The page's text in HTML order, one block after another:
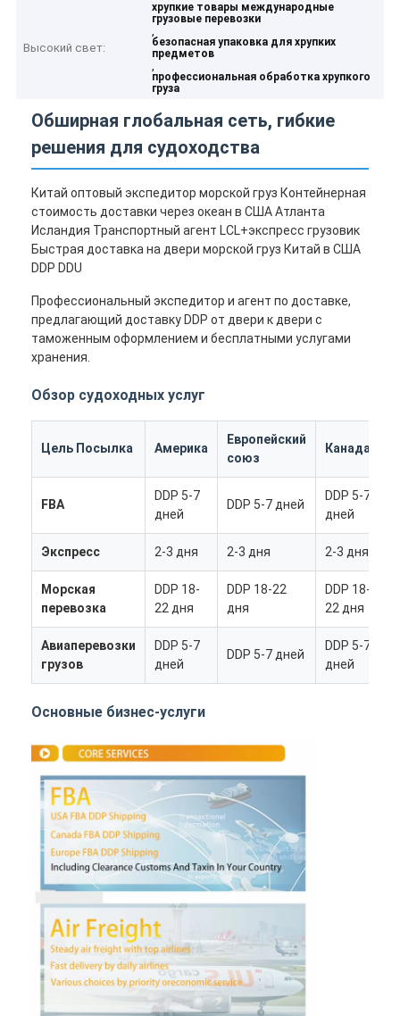
Главная страница
Продукция
О Компании
Наша фабрика
контроль качества
контактные данные
Побеседуйте теперь
Высокий свет:
хрупкие товары международные
грузовые перевозки
,
безопасная упаковка для хрупких
предметов
,
профессиональная обработка хрупкого
груза
Обширная глобальная сеть, гибкие
решения для судоходства
Китай оптовый экспедитор морской груз Контейнерная
стоимость доставки через океан в США Атланта
Исландия Транспортный агент LCL+экспресс грузовик
Быстрая доставка на двери морской груз Китай в США
DDP DDU
Профессиональный экспедитор и агент по доставке,
предлагающий доставку DDP от двери к двери с
таможенным оформлением и бесплатными услугами
хранения.
Обзор судоходных услуг
Цель Посылка Америка
Европейский
союз
Канада
FBA
DDP 5-7
дней
DDP 5-7 дней
DDP 5-7
дней
Экспресс 2-3 дня 2-3 дня 2-3 дня
Морская
перевозка
DDP 18-
22 дня
DDP 18-22
дня
DDP 18-
22 дня
Авиаперевозки
грузов
DDP 5-7
дней
DDP 5-7 дней
DDP 5-7
дней
Основные бизнес-услуги